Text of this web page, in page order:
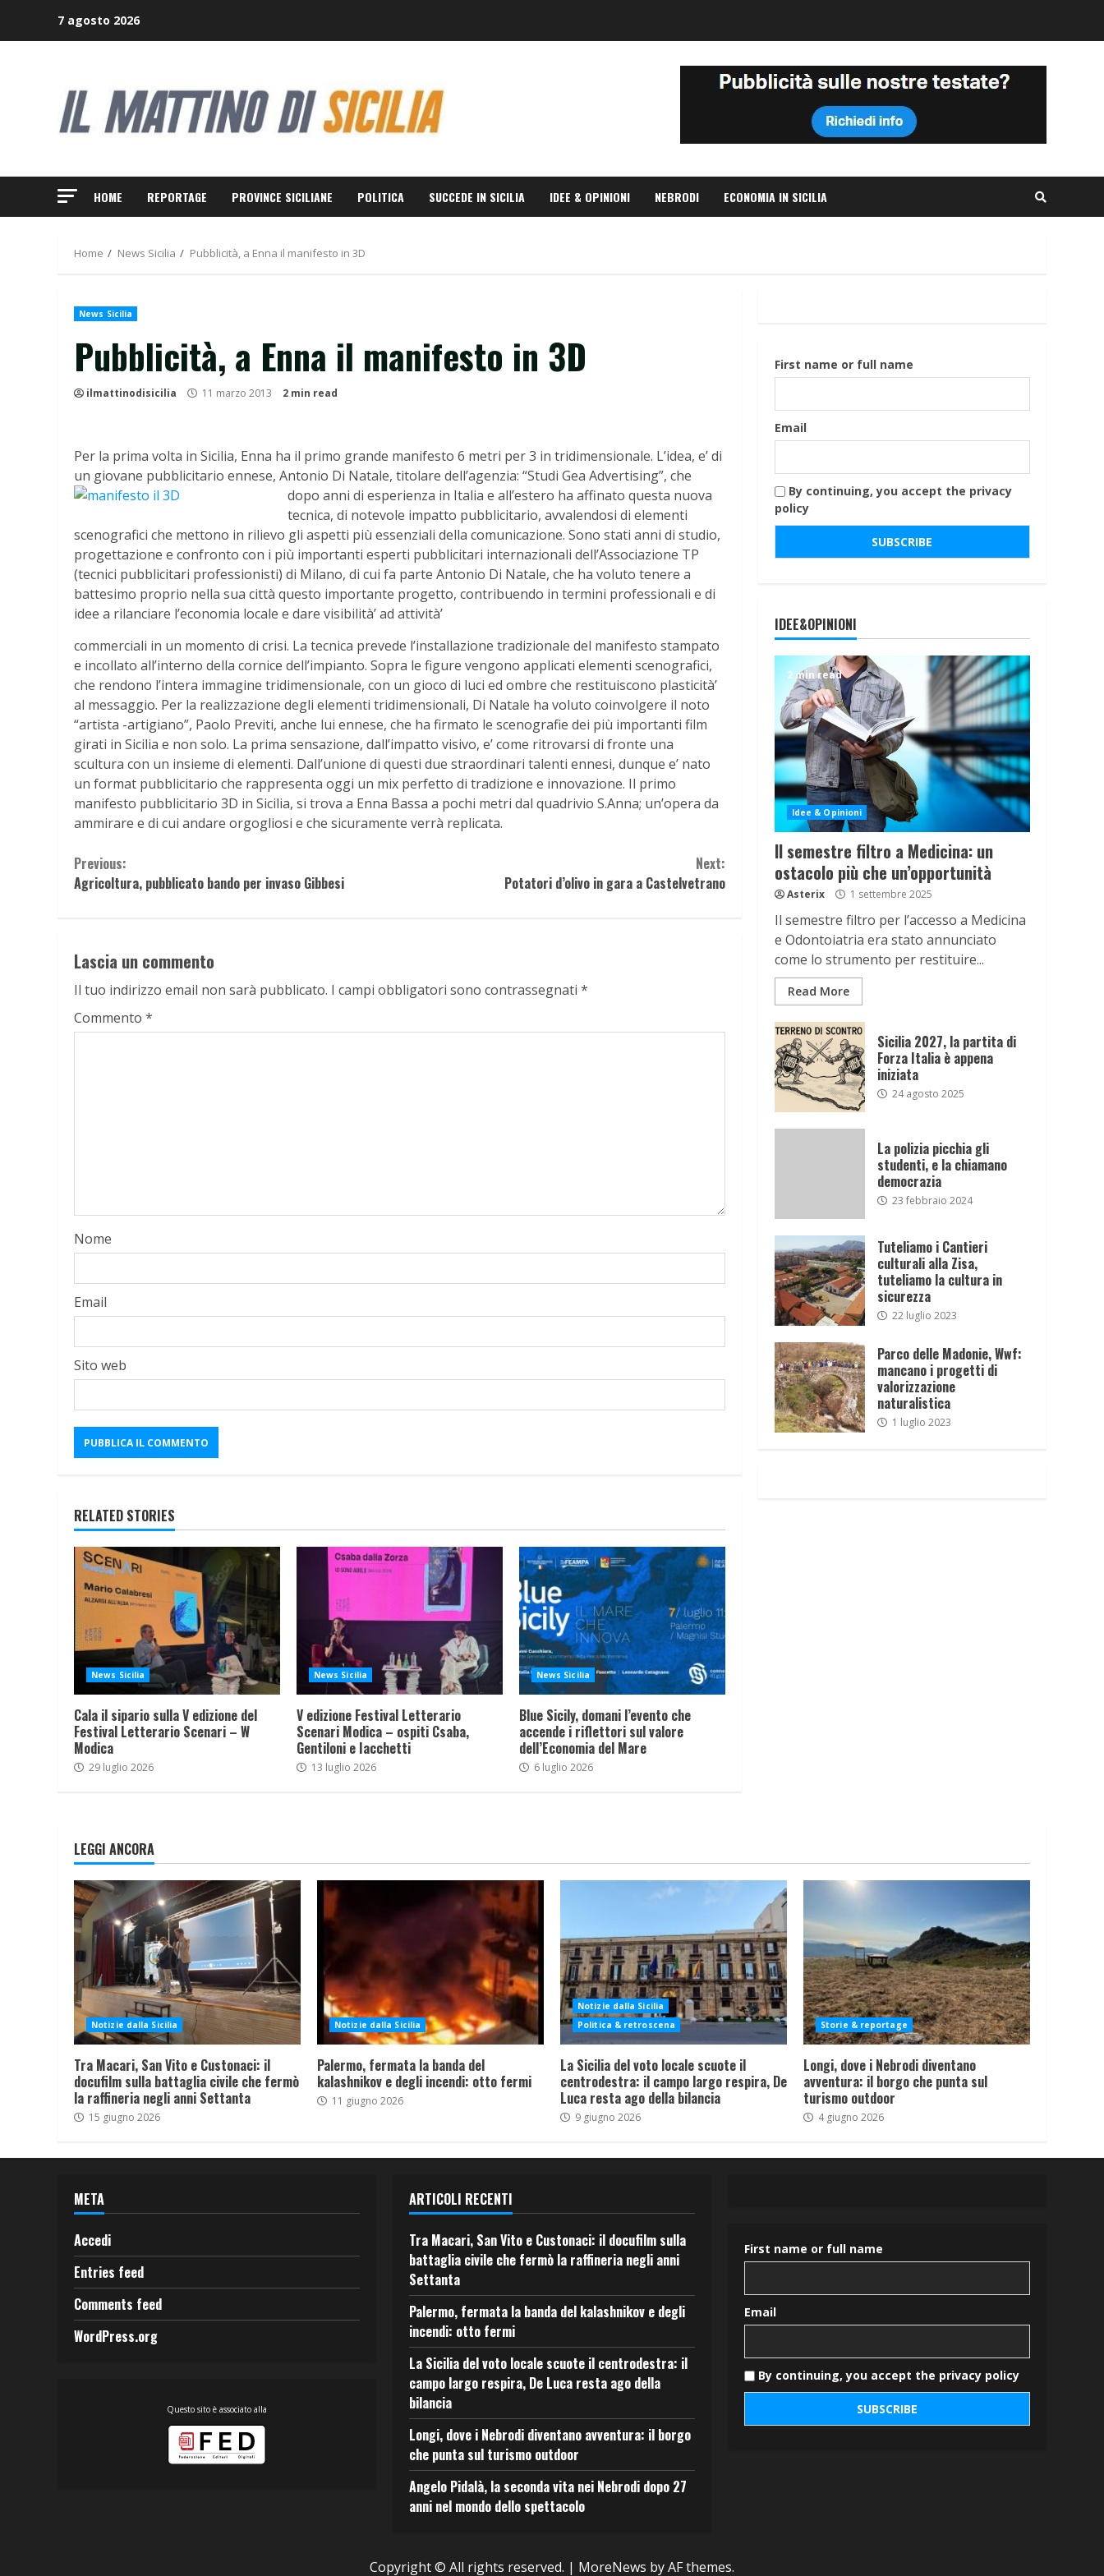
7 agosto 2026
HOME REPORTAGE PROVINCE SICILIANE POLITICA SUCCEDE IN SICILIA IDEE & OPINIONI NEBRODI ECONOMIA IN SICILIA
Home News Sicilia Pubblicità, a Enna il manifesto in 3D
News Sicilia
Pubblicità, a Enna il manifesto in 3D
ilmattinodisicilia 11 marzo 2013 2 min read
Per la prima volta in Sicilia, Enna ha il primo grande manifesto 6 metri per 3 in tridimensionale. L’idea, e’ di
un giovane pubblicitario ennese, Antonio Di Natale, titolare dell’agenzia: “Studi Gea Advertising”, che
dopo anni di esperienza in Italia e all’estero ha affinato questa nuova
tecnica, di notevole impatto pubblicitario, avvalendosi di elementi
scenografici che mettono in rilievo gli aspetti più essenziali della comunicazione. Sono stati anni di studio,
progettazione e confronto con i più importanti esperti pubblicitari internazionali dell’Associazione TP
(tecnici pubblicitari professionisti) di Milano, di cui fa parte Antonio Di Natale, che ha voluto tenere a
battesimo proprio nella sua città questo importante progetto, contribuendo in termini professionali e di
idee a rilanciare l’economia locale e dare visibilità’ ad attività’
commerciali in un momento di crisi. La tecnica prevede l’installazione tradizionale del manifesto stampato
e incollato all’interno della cornice dell’impianto. Sopra le figure vengono applicati elementi scenografici,
che rendono l’intera immagine tridimensionale, con un gioco di luci ed ombre che restituiscono plasticità’
al messaggio. Per la realizzazione degli elementi tridimensionali, Di Natale ha voluto coinvolgere il noto
“artista -artigiano”, Paolo Previti, anche lui ennese, che ha firmato le scenografie dei più importanti film
girati in Sicilia e non solo. La prima sensazione, dall’impatto visivo, e’ come ritrovarsi di fronte una
scultura con un insieme di elementi. Dall’unione di questi due straordinari talenti ennesi, dunque e’ nato
un format pubblicitario che rappresenta oggi un mix perfetto di tradizione e innovazione. Il primo
manifesto pubblicitario 3D in Sicilia, si trova a Enna Bassa a pochi metri dal quadrivio S.Anna; un’opera da
ammirare e di cui andare orgogliosi e che sicuramente verrà replicata.
Continue
Reading
Previous:
Agricoltura, pubblicato bando per invaso Gibbesi
Next:
Potatori d’olivo in gara a Castelvetrano
Lascia un commento
Il tuo indirizzo email non sarà pubblicato. I campi obbligatori sono contrassegnati *
Commento *
Nome
Email
Sito web
RELATED STORIES
News Sicilia
Cala il sipario sulla V edizione del
Festival Letterario Scenari – W
Modica
29 luglio 2026
News Sicilia
V edizione Festival Letterario
Scenari Modica – ospiti Csaba,
Gentiloni e Iacchetti
13 luglio 2026
News Sicilia
Blue Sicily, domani l’evento che
accende i riflettori sul valore
dell’Economia del Mare
6 luglio 2026
First name or full name
Email
By continuing, you accept the privacy
policy
IDEE&OPINIONI
2 min read
Idee & Opinioni
Il semestre filtro a Medicina: un
ostacolo più che un’opportunità
Asterix 1 settembre 2025
Il semestre filtro per l’accesso a Medicina
e Odontoiatria era stato annunciato
come lo strumento per restituire...
Read More
Sicilia 2027, la partita di
Forza Italia è appena
iniziata
24 agosto 2025
La polizia picchia gli
studenti, e la chiamano
democrazia
23 febbraio 2024
Tuteliamo i Cantieri
culturali alla Zisa,
tuteliamo la cultura in
sicurezza
22 luglio 2023
Parco delle Madonie, Wwf:
mancano i progetti di
valorizzazione
naturalistica
1 luglio 2023
LEGGI ANCORA
Notizie dalla Sicilia
Tra Macari, San Vito e Custonaci: il
docufilm sulla battaglia civile che fermò
la raffineria negli anni Settanta
15 giugno 2026
Notizie dalla Sicilia
Palermo, fermata la banda del
kalashnikov e degli incendi: otto fermi
11 giugno 2026
Notizie dalla Sicilia
Politica & retroscena
La Sicilia del voto locale scuote il
centrodestra: il campo largo respira, De
Luca resta ago della bilancia
9 giugno 2026
Storie & reportage
Longi, dove i Nebrodi diventano
avventura: il borgo che punta sul
turismo outdoor
4 giugno 2026
META
Accedi
Entries feed
Comments feed
WordPress.org
Questo sito è associato alla
ARTICOLI RECENTI
Tra Macari, San Vito e Custonaci: il docufilm sulla
battaglia civile che fermò la raffineria negli anni
Settanta
Palermo, fermata la banda del kalashnikov e degli
incendi: otto fermi
La Sicilia del voto locale scuote il centrodestra: il
campo largo respira, De Luca resta ago della
bilancia
Longi, dove i Nebrodi diventano avventura: il borgo
che punta sul turismo outdoor
Angelo Pidalà, la seconda vita nei Nebrodi dopo 27
anni nel mondo dello spettacolo
First name or full name
Email
By continuing, you accept the privacy policy
Copyright © All rights reserved. | MoreNews by AF themes.